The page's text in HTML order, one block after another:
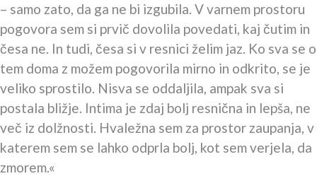
– samo zato, da ga ne bi izgubila. V varnem prostoru
pogovora sem si prvič dovolila povedati, kaj čutim in
česa ne. In tudi, česa si v resnici želim jaz. Ko sva se o
tem doma z možem pogovorila mirno in odkrito, se je
veliko sprostilo. Nisva se oddaljila, ampak sva si
postala bližje. Intima je zdaj bolj resnična in lepša, ne
več iz dolžnosti. Hvaležna sem za prostor zaupanja, v
katerem sem se lahko odprla bolj, kot sem verjela, da
zmorem.«